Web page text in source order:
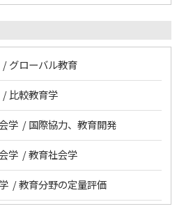
グローバル教育
比較教育学
学 / 国際協力、教育開発
学 / 教育社会学
/ 教育分野の定量評価